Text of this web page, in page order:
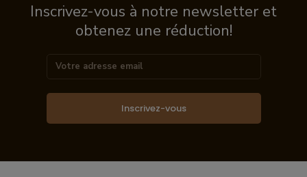
Inscrivez-vous à notre newsletter et
obtenez une réduction!
Inscrivez-vous